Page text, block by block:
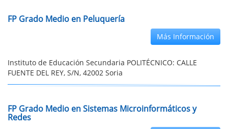
FP Grado Medio en Peluquería
Más Información
Instituto de Educación Secundaria POLITÉCNICO: CALLE
FUENTE DEL REY, S/N, 42002 Soria
FP Grado Medio en Sistemas Microinformáticos y
Redes